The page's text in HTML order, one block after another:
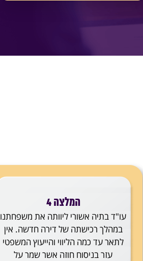
המלצה 4
עו"ד בתיה אשורי ליוותה את משפחתנו
במהלך רכישתה של דירה חדשה. אין
לתאר עד כמה הליווי והייעוץ המשפטי
עזר בניסוח חוזה אשר שמר על